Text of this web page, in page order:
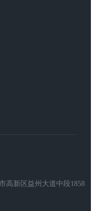
高新区益州大道中段1858